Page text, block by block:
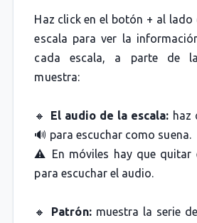
Haz click en el botón + al lado
escala para ver la
cada escala, a parte de
muestra:
🔸 El audio de la escala: haz
🔊 para escuchar como suena.
⚠️ En móviles hay que quitar
para escuchar el audio.
🔸 Patrón:muestra la serie